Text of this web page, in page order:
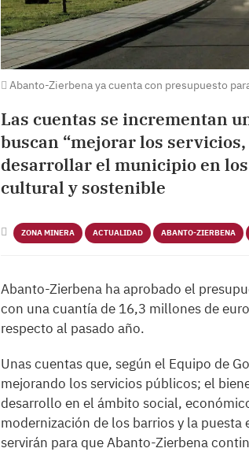
Abanto-Zierbena ya cuenta con presupuesto
Las cuentas se incrementan
buscan “mejorar los
desarrollar el municipio en
cultural y sostenible
ZONA MINERA ACTUALIDAD ABANTO-ZIERBENA
Abanto-Zierbena ha aprobado el
con una cuantía de 16,3 millones de
respecto al pasado año.
Unas cuentas que, según el Equipo de
mejorando los servicios públicos; el
desarrollo en el ámbito social,
modernización de los barrios y la
servirán para que Abanto-Zierbena